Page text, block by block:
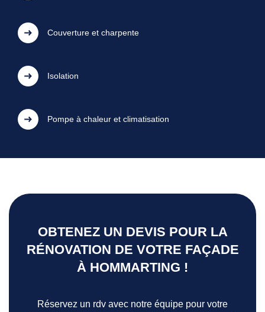
Couverture et charpente
Isolation
Pompe à chaleur et climatisation
OBTENEZ UN DEVIS POUR LA
RÉNOVATION DE VOTRE FAÇADE
À HOMMARTING !
Réservez un rdv avec notre équipe pour votre